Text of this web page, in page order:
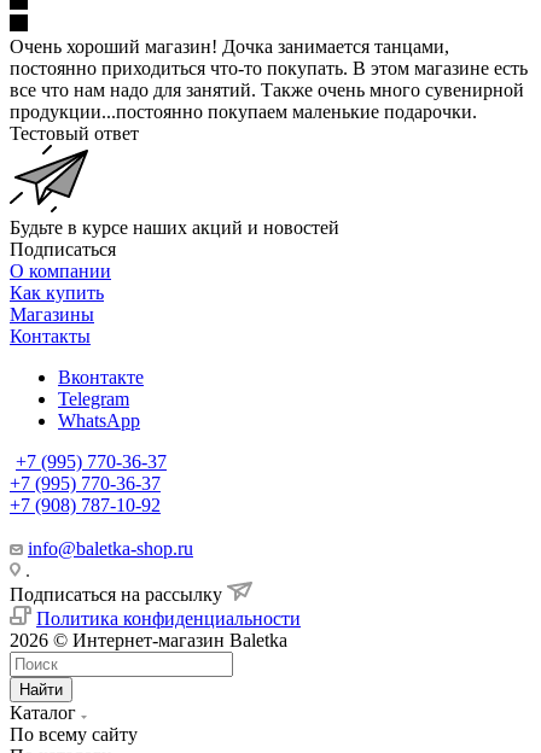
Очень хороший магазин! Дочка занимается танцами,
постоянно приходиться что-то покупать. В этом магазине есть
все что нам надо для занятий. Также очень много сувенирной
продукции...постоянно покупаем маленькие подарочки.
Тестовый ответ
Будьте в курсе наших акций и новостей
Подписаться
О компании
Как купить
Магазины
Контакты
Вконтакте
Telegram
WhatsApp
+7 (995) 770-36-37
+7 (995) 770-36-37
+7 (908) 787-10-92
info@baletka-shop.ru
.
Подписаться на рассылку
Политика конфиденциальности
2026 © Интернет-магазин Baletka
Найти
Каталог
По всему сайту